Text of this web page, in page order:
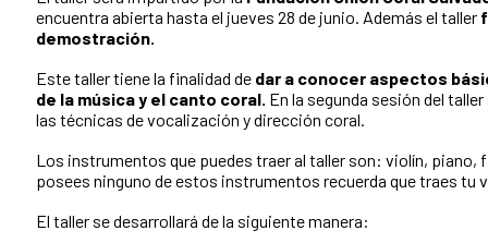
encuentra abierta hasta el jueves 28 de junio. Además el taller
demostración.
Este taller tiene la finalidad de dar a conocer aspectos
de la música y el canto coral. En la segunda sesión del
las técnicas de vocalización y dirección coral.
Los instrumentos que puedes traer al taller son: violín,
posees ninguno de estos instrumentos recuerda que traes tu
El taller se desarrollará de la siguiente manera: